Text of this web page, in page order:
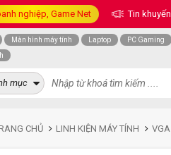
nghiệp, Game Net Tin
Màn hình máy tính Laptop PC Gaming
mục
CHỦ LINH KIỆN MÁY TÍNH